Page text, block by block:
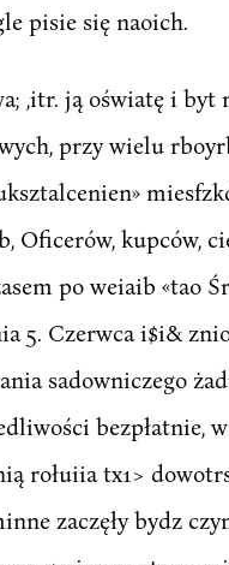
pisie się naoich.
,itr. ją oświatę i byt
przy wielu
Oficerów, kupców,
po weiaib «tao
5. Czerwca i$i&
sadowniczego
bezpłatnie,
rołuiia tx1>
zaczęły bydz